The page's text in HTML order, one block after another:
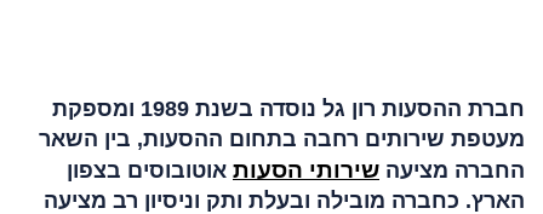
חברת ההסעות רון גל נוסדה בשנת 1989 ומספקת
מעטפת שירותים רחבה בתחום ההסעות, בין השאר
החברה מציעה שירותי הסעות אוטובוסים בצפון
הארץ. כחברה מובילה ובעלת ותק וניסיון רב מציעה